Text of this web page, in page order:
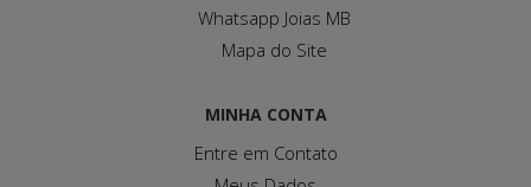
Whatsapp Joias MB
Mapa do Site
MINHA CONTA
Entre em Contato